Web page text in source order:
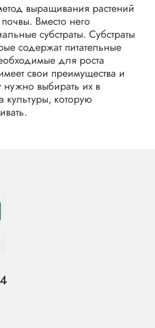
выращивания растений
Вместо него
субстраты. Субстраты
содержат питательные
для роста
свои преимущества и
нужно выбирать их в
культуры, которую